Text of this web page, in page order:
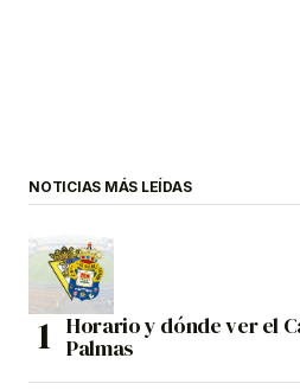
NOTICIAS MÁS LEÍDAS
Horario y dónde ver el
Palmas